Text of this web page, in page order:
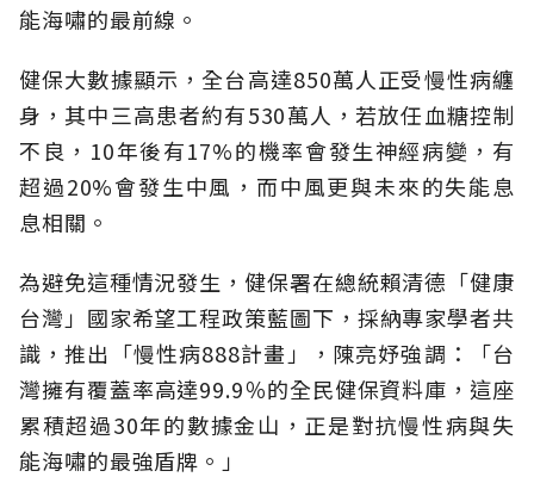
能海嘯的最前線。
健保大數據顯示，全台高達850萬人正受慢性病纏
身，其中三高患者約有530萬人，若放任血糖控制
不良，10年後有17%的機率會發生神經病變，有
超過20%會發生中風，而中風更與未來的失能息
息相關。
為避免這種情況發生，健保署在總統賴清德「健康
台灣」國家希望工程政策藍圖下，採納專家學者共
識，推出「慢性病888計畫」，陳亮妤強調：「台
灣擁有覆蓋率高達99.9％的全民健保資料庫，這座
累積超過30年的數據金山，正是對抗慢性病與失
能海嘯的最強盾牌。」